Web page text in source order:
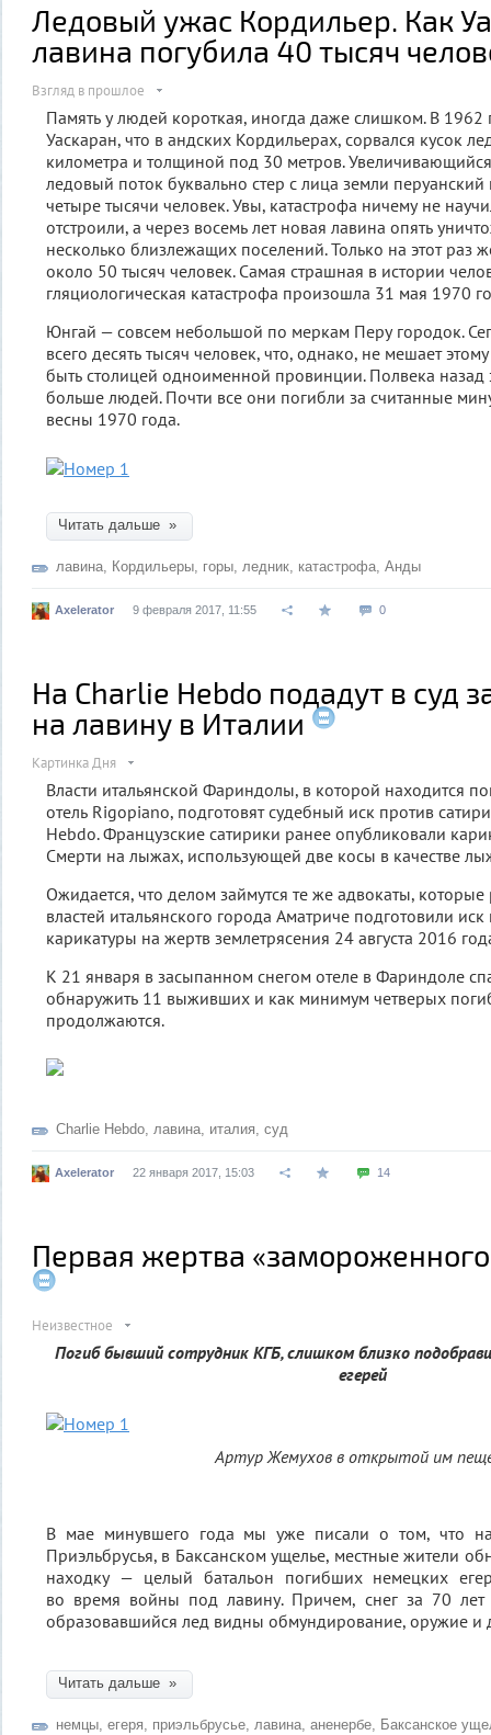
Ледовый ужас Кордильер. Как
лавина погубила 40 тысяч
Взгляд в прошлое
Память у людей короткая, иногда даже слишком. В
Уаскаран, что в андских Кордильерах, сорвался кусок
километра и толщиной под 30 метров.
ледовый поток буквально стер с лица земли
четыре тысячи человек. Увы, катастрофа ничему не
отстроили, а через восемь лет новая лавина опять
несколько близлежащих поселений. Только на этот раз
около 50 тысяч человек. Самая страшная в истории
гляциологическая катастрофа произошла 31 мая 1970
Юнгай — совсем небольшой по меркам Перу городок.
всего десять тысяч человек, что, однако, не мешает
быть столицей одноименной провинции. Полвека назад
больше людей. Почти все они погибли за считанные
весны 1970 года.
Читать дальше »
лавина Кордильеры горы ледник катастрофа Анды
Axelerator 9 февраля 2017, 11:55 0
На Charlie Hebdo подадут в суд
на лавину в Италии
Картинка Дня
Власти итальянской Фариндолы, в которой находится
отель Rigopiano, подготовят судебный иск против
Hebdo. Французские сатирики ранее опубликовали
Смерти на лыжах, использующей две косы в качестве
Ожидается, что делом займутся те же адвокаты,
властей итальянского города Аматриче подготовили
карикатуры на жертв землетрясения 24 августа 2016
К 21 января в засыпанном снегом отеле в Фариндоле
обнаружить 11 выживших и как минимум четверых
продолжаются.
Charlie Hebdo лавина италия суд
Axelerator 22 января 2017, 15:03 14
Первая жертва
Неизвестное
Погиб бывший сотрудник КГБ, слишком близко
егерей
Артур Жемухов в открытой им
В мае минувшего года мы уже писали о том, что
Приэльбрусья, в Баксанском ущелье, местные жители
находку — целый батальон погибших немецких
во время войны под лавину. Причем, снег за 70 лет
образовавшийся лед видны обмундирование, оружие и
Читать дальше »
немцы егеря приэльбрусье лавина аненербе Баксанское